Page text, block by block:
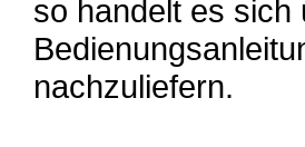
so handelt es sich
nachzuliefern.